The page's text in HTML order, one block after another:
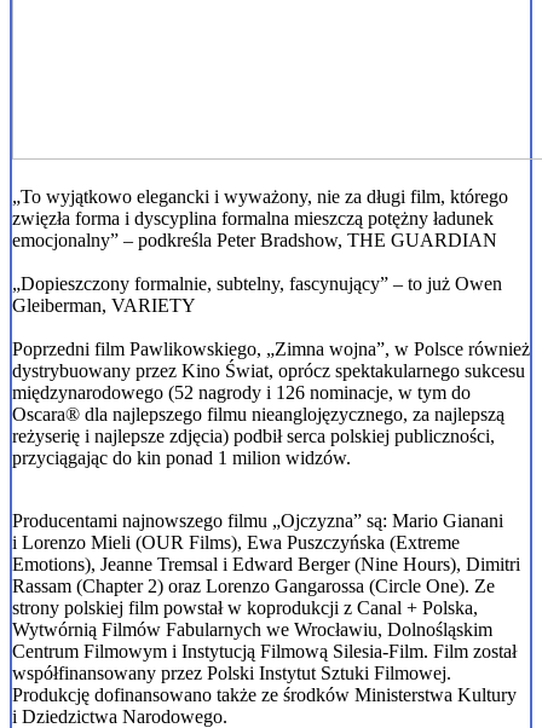
„To wyjątkowo elegancki i wyważony, nie za długi film, którego
zwięzła forma i dyscyplina formalna mieszczą potężny ładunek
emocjonalny” – podkreśla Peter Bradshow, THE GUARDIAN
„Dopieszczony formalnie, subtelny, fascynujący” – to już Owen
Gleiberman, VARIETY
Poprzedni film Pawlikowskiego, „Zimna wojna”, w Polsce również
dystrybuowany przez Kino Świat, oprócz spektakularnego sukcesu
międzynarodowego (52 nagrody i 126 nominacje, w tym do
Oscara® dla najlepszego filmu nieanglojęzycznego, za najlepszą
reżyserię i najlepsze zdjęcia) podbił serca polskiej publiczności,
przyciągając do kin ponad 1 milion widzów.
Producentami najnowszego filmu „Ojczyzna” są: Mario Gianani
i Lorenzo Mieli (OUR Films), Ewa Puszczyńska (Extreme
Emotions), Jeanne Tremsal i Edward Berger (Nine Hours), Dimitri
Rassam (Chapter 2) oraz Lorenzo Gangarossa (Circle One). Ze
strony polskiej film powstał w koprodukcji z Canal + Polska,
Wytwórnią Filmów Fabularnych we Wrocławiu, Dolnośląskim
Centrum Filmowym i Instytucją Filmową Silesia-Film. Film został
współfinansowany przez Polski Instytut Sztuki Filmowej.
Produkcję dofinansowano także ze środków Ministerstwa Kultury
i Dziedzictwa Narodowego.